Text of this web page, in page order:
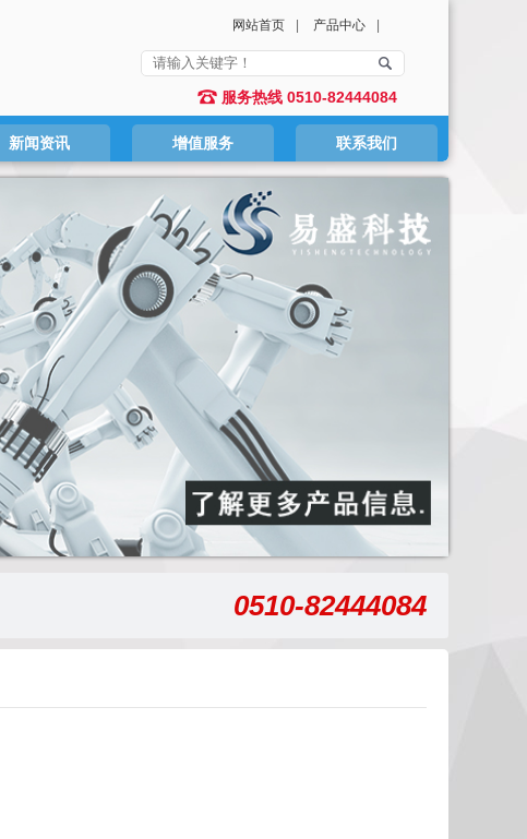
网站首页 产品中心
服务热线 0510-82444084
新闻资讯 增值服务 联系我们
0510-82444084